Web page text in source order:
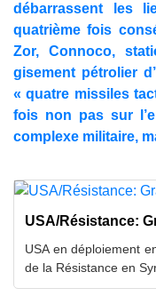
débarrassent les
quatrième fois
Zor, Connoco,
gisement pétrolier
« quatre missiles
fois non pas sur
complexe militaire,
USA/Résistance:
USA en déploiement
de la Résistance en